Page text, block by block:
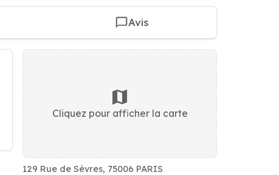
Avis
Cliquez pour afficher la carte
129 Rue de Sèvres, 75006 PARIS